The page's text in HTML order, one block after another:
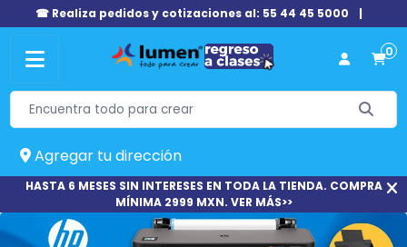
☎ Realiza pedidos y cotizaciones al: 55 44 45 5000 |
0
Agregar tu dirección
HASTA 6 MESES SIN INTERESES EN TODA LA TIENDA. COMPRA
MÍNIMA 2999 MXN. VER MÁS>>